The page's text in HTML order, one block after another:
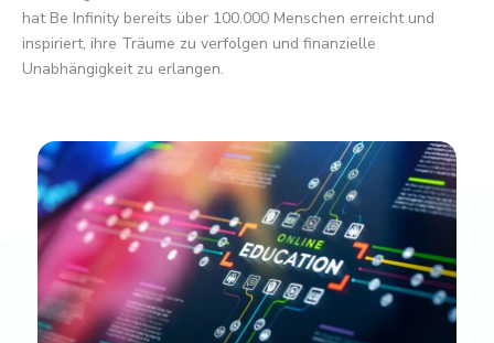
hat Be Infinity bereits über 100.000 Menschen erreicht und
inspiriert, ihre Träume zu verfolgen und finanzielle
Unabhängigkeit zu erlangen.